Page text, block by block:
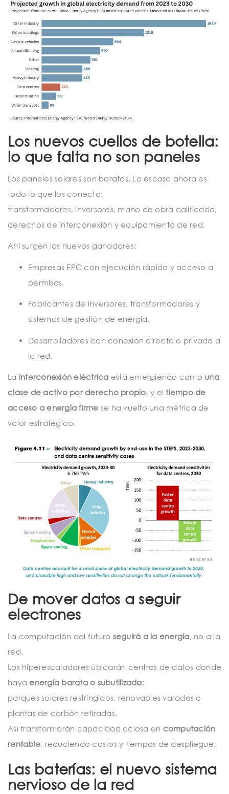
Los nuevos cuellos de botella:
lo que falta no son paneles
Los paneles solares son baratos. Lo escaso ahora es
todo lo que los conecta:
transformadores, inversores, mano de obra calificada,
derechos de interconexión y equipamiento de red.
Ahí surgen los nuevos ganadores:
Empresas EPC con ejecución rápida y acceso a
permisos.
Fabricantes de inversores, transformadores y
sistemas de gestión de energía.
Desarrolladores con conexión directa o privada a
la red.
La interconexión eléctrica está emergiendo como una
clase de activo por derecho propio, y eltiempo de
acceso a energía firme se ha vuelto una métrica de
valor estratégico.
De mover datos a seguir
electrones
La computación del futuro seguirá a la energía, no a la
red.
Los hiperescaladores ubicarán centros de datos donde
hayaenergía barata o subutilizada:
parques solares restringidos, renovables varadas o
plantas de carbón retiradas.
Así transformarán capacidad ociosa en computación
rentable, reduciendo costos y tiempos de despliegue.
Las baterías: el nuevo sistema
nervioso de la red